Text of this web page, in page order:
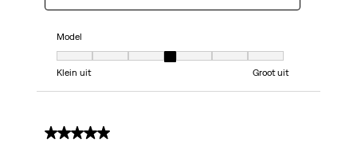
Model
Model, 4 van 7, waarbij 1 gelijk is aan Klein uit en 7 gelijk is aan Groot uit
Klein uit
Groot uit
5 van 5 sterren.